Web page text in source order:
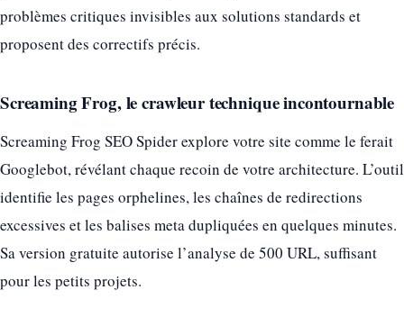
problèmes critiques invisibles aux solutions standards et
proposent des correctifs précis.
Screaming Frog, le crawleur technique incontournable
Screaming Frog SEO Spider explore votre site comme le ferait
Googlebot, révélant chaque recoin de votre architecture. L’outil
identifie les pages orphelines, les chaînes de redirections
excessives et les balises meta dupliquées en quelques minutes.
Sa version gratuite autorise l’analyse de 500 URL, suffisant
pour les petits projets.